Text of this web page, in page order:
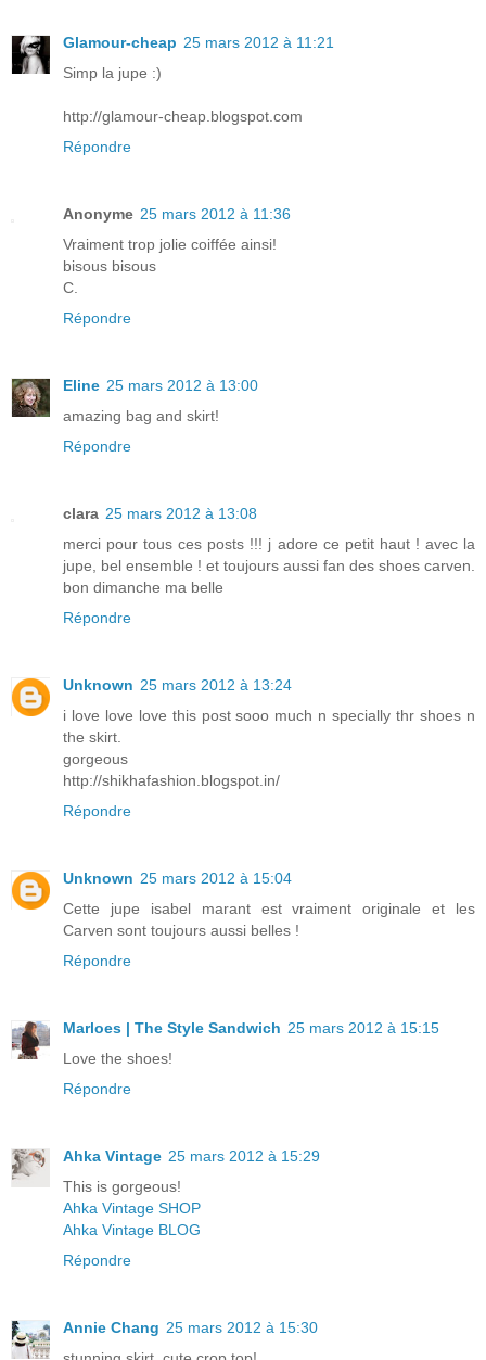
Glamour-cheap 25 mars 2012 à 11:21
Simp la jupe :)
http://glamour-cheap.blogspot.com
Répondre
Anonyme 25 mars 2012 à 11:36
Vraiment trop jolie coiffée ainsi!
bisous bisous
C.
Répondre
Eline 25 mars 2012 à 13:00
amazing bag and skirt!
Répondre
clara 25 mars 2012 à 13:08
merci pour tous ces posts !!! j adore ce petit haut ! avec la
jupe, bel ensemble ! et toujours aussi fan des shoes carven.
bon dimanche ma belle
Répondre
Unknown 25 mars 2012 à 13:24
i love love love this post sooo much n specially thr shoes n
the skirt.
gorgeous
http://shikhafashion.blogspot.in/
Répondre
Unknown 25 mars 2012 à 15:04
Cette jupe isabel marant est vraiment originale et les
Carven sont toujours aussi belles !
Répondre
Marloes | The Style Sandwich 25 mars 2012 à 15:15
Love the shoes!
Répondre
Ahka Vintage 25 mars 2012 à 15:29
This is gorgeous!
Ahka Vintage SHOP
Ahka Vintage BLOG
Répondre
Annie Chang 25 mars 2012 à 15:30